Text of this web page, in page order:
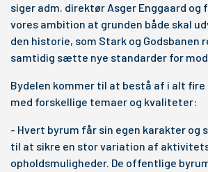
siger adm. direktør Asger Enggaard
vores ambition at grunden både skal
den historie, som Stark og Godsbanen
samtidig sætte nye standarder for
Bydelen kommer til at bestå af i alt
med forskellige temaer og kvaliteter:
- Hvert byrum får sin egen karakter og
til at sikre en stor variation af
opholdsmuligheder. De offentlige